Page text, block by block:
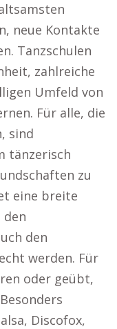
neue Kontakte
Tanzschulen
zahlreiche
Umfeld von
Für alle, die
sind
tänzerisch
zu
eine breite
den
den
werden. Für
oder geübt,
Discofox,